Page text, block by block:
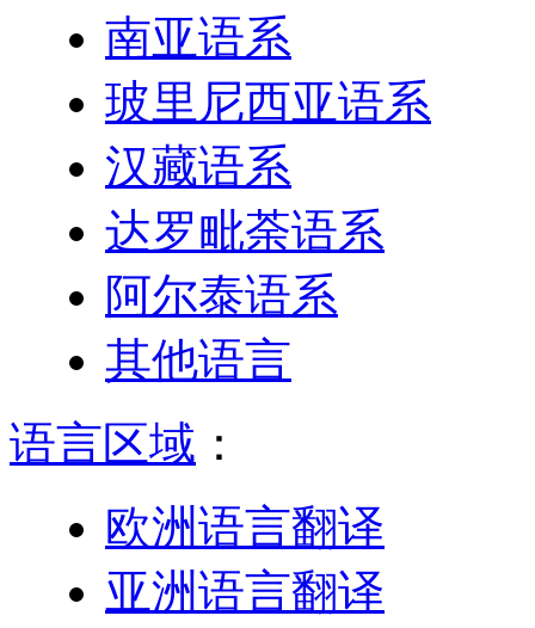
南亚语系
玻里尼西亚语系
汉藏语系
达罗毗荼语系
阿尔泰语系
其他语言
语言区域 ：
欧洲语言翻译
亚洲语言翻译